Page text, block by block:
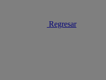
Regresar